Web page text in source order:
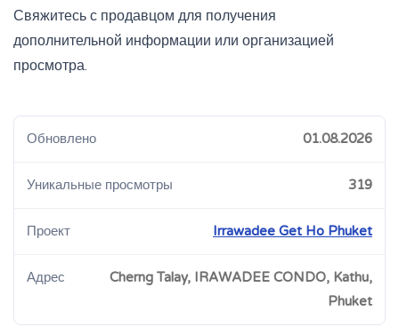
Свяжитесь с продавцом для получения
дополнительной информации или организацией
просмотра.
Обновлено 01.08.2026
Уникальные просмотры 319
Проект Irrawadee Get Ho Phuket
Адрес
Cherng Talay, IRAWADEE CONDO, Kathu,
Phuket